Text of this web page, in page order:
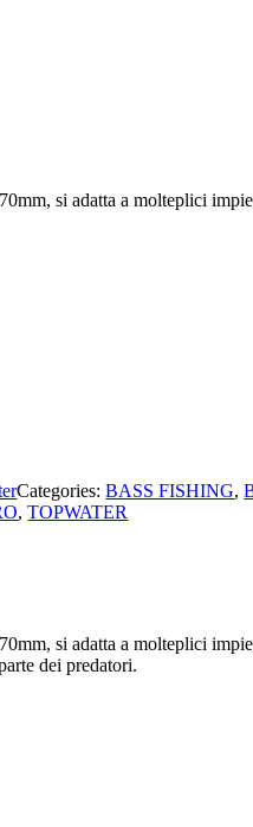
si adatta a molteplici
Categories:BASS FISHING,
,TOPWATER
si adatta a molteplici
dei predatori.